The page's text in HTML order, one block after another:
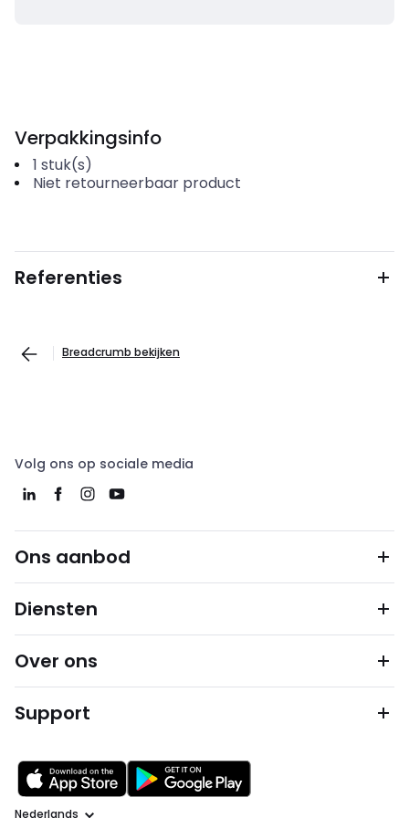
Verpakkingsinfo
1 stuk(s)
Niet retourneerbaar product
Referenties
Breadcrumb bekijken
Volg ons op sociale media
Ons aanbod
Diensten
Over ons
Support